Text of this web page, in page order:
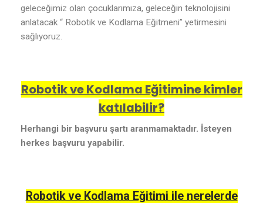
geleceğimiz olan çocuklarımıza, geleceğin teknolojisini
anlatacak “ Robotik ve Kodlama Eğitmeni” yetirmesini
sağlıyoruz.
Robotik ve Kodlama Eğitimine kimler
katılabilir?
Herhangi bir başvuru şartı aranmamaktadır. İsteyen
herkes başvuru yapabilir.
Robotik ve Kodlama Eğitimi ile nerelerde